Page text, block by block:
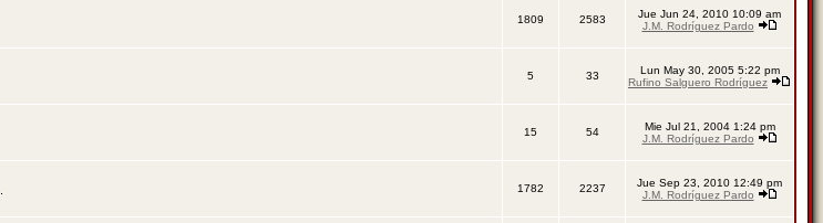
1809 2583
Jue Jun 24, 2010 10:09 am
J.M. Rodríguez Pardo
5 33
Lun May 30, 2005 5:22 pm
Rufino Salguero Rodríguez
15 54
Mie Jul 21, 2004 1:24 pm
J.M. Rodríguez Pardo
1782 2237
Jue Sep 23, 2010 12:49 pm
J.M. Rodríguez Pardo